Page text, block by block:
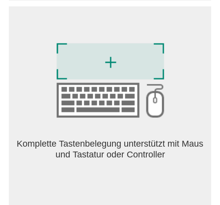
Kamera: Zum Bereitstellen der Webseiten- und
QR-Code-Aufnahmefunktion
Mikrofon: Zum Bereitstellen der Aufnahmefunktion
auf einer Webseite
Telefon: (Android 11) Erfordert Zugriffserlaubnis,
um die Informationen des Mobiltelefons zu
überprüfen, um eine länderspezifische Optimierung
Bluetooth-Geräte in der Nähe zu finden und sich
mit ihnen zu verbinden, wenn von der Website
Komplette Tastenbelegung unterstützt mit Maus
und Tastatur oder Controller